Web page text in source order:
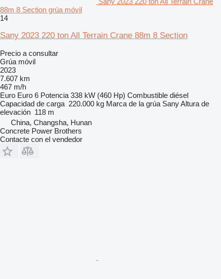
88m 8 Section grúa móvil
14
Sany 2023 220 ton All Terrain Crane 88m 8 Section
Precio a consultar
Grúa móvil
2023
7.607 km
467 m/h
Euro Euro 6 Potencia 338 kW (460 Hp) Combustible diésel
Capacidad de carga 220.000 kg Marca de la grúa SanyAltura de
elevación 118 m
China, Changsha, Hunan
Concrete Power Brothers
Contacte con el vendedor